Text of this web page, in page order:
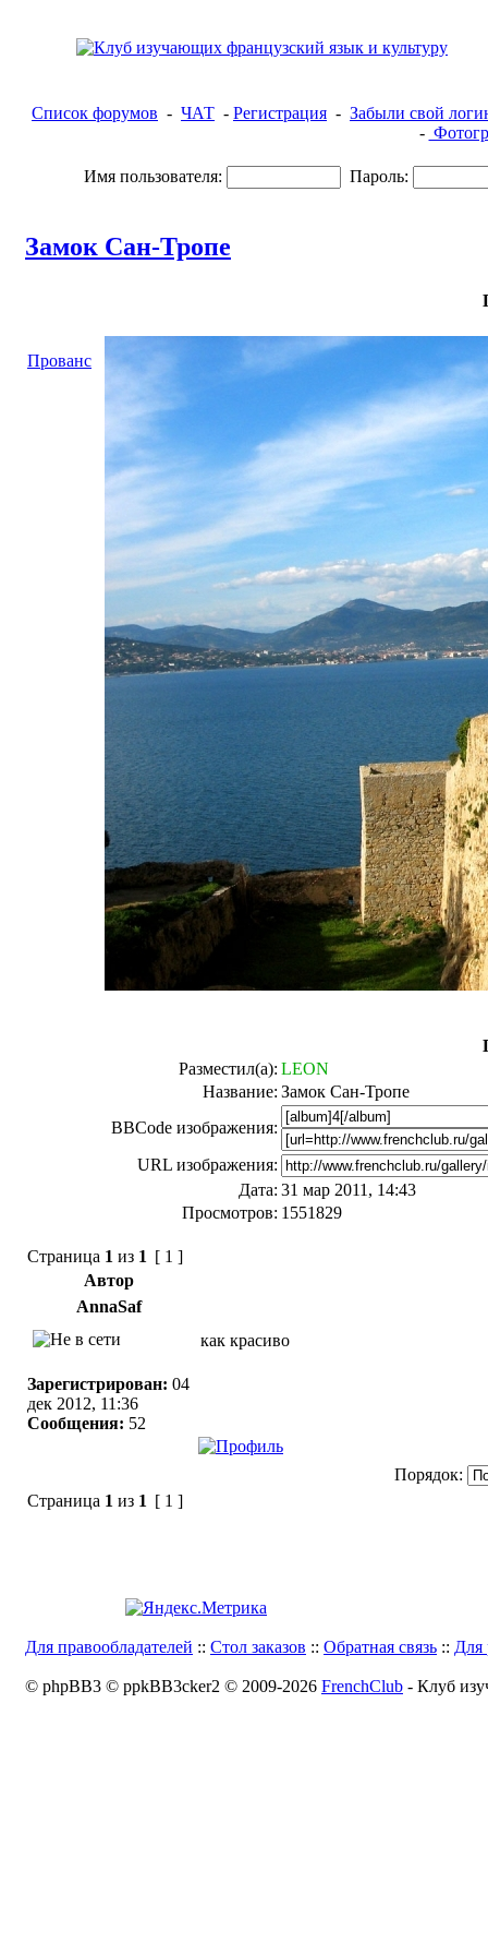
Список форумов - ЧАТ - Регистрация - Забыли свой
-
Имя пользователя: Пароль:
Замок Сан-Тропе
Прованс
Разместил(а): LEON
Название: Замок Сан-Тропе
BBCode изображения:
URL изображения:
Дата: 31 мар 2011, 14:43
Просмотров: 1551829
Страница 1 из 1 [ 1 ]
Автор
AnnaSaf
Зарегистрирован: 04
дек 2012, 11:36
Сообщения: 52
как красиво
Порядок:
Страница 1 из 1 [ 1 ]
Для правообладателей :: Стол заказов :: Обратная связь :: Для
© phpBB3 © ppkBB3cker2 © 2009-2026 FrenchClub - Клуб